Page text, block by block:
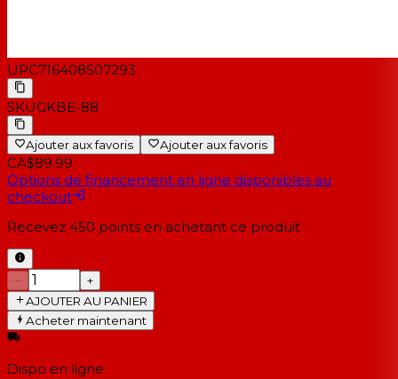
UPC716408507293
SKUGKBE-88
Ajouter aux favoris Ajouter aux favoris
CA$89.99
Options de financement en ligne disponibles au
checkout
Recevez 450 points en achetant ce produit
−
+
AJOUTER AU PANIER
Acheter maintenant
Dispo en ligne